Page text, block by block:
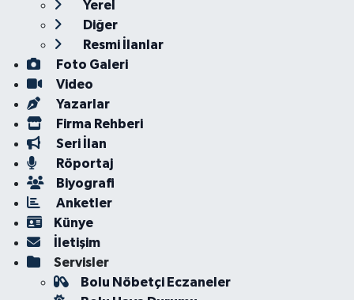
Yerel
Diğer
Resmi İlanlar
Foto Galeri
Video
Yazarlar
Firma Rehberi
Seri İlan
Röportaj
Biyografi
Anketler
Künye
İletişim
Servisler
Bolu Nöbetçi Eczaneler